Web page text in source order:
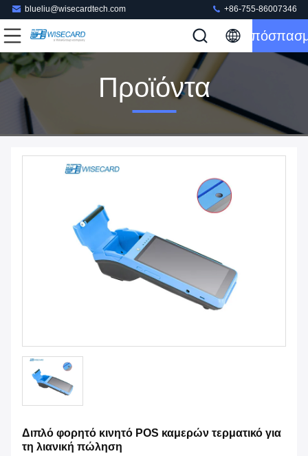
blueliu@wisecardtech.com +86-755-86007346
Προϊόντα
Διπλό φορητό κινητό POS καμερών τερματικό για
τη λιανική πώληση